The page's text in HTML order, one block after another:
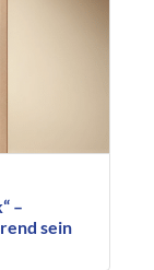
–
sein